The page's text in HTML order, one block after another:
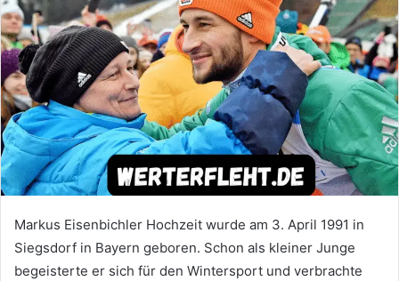
Markus Eisenbichler Hochzeit wurde am 3. April 1991 in
Siegsdorf in Bayern geboren. Schon als kleiner Junge
begeisterte er sich für den Wintersport und verbrachte